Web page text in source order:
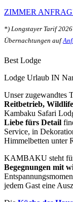
ZIMMER
*) Longstayer Tarif
Übernachtungen auf
Best Lodge
Lodge Urlaub IN
Unser zugewandtes
Reitbetrieb,
Kambaku Safari
Liebe fürs Detail
Service, in
Himmelbetten unter
KAMBAKU steht
Begegnungen mit
jedem Gast eine